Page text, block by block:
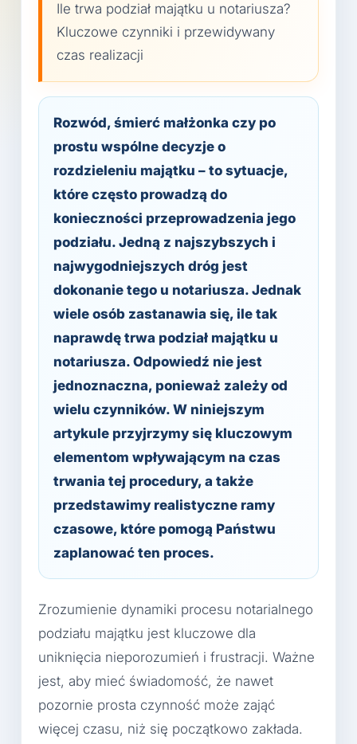
Ile trwa podział majątku u notariusza?
Kluczowe czynniki i przewidywany
czas realizacji
Rozwód, śmierć małżonka czy po
prostu wspólne decyzje o
rozdzieleniu majątku – to sytuacje,
które często prowadzą do
konieczności przeprowadzenia jego
podziału. Jedną z najszybszych i
najwygodniejszych dróg jest
dokonanie tego u notariusza. Jednak
wiele osób zastanawia się, ile tak
naprawdę trwa podział majątku u
notariusza. Odpowiedź nie jest
jednoznaczna, ponieważ zależy od
wielu czynników. W niniejszym
artykule przyjrzymy się kluczowym
elementom wpływającym na czas
trwania tej procedury, a także
przedstawimy realistyczne ramy
czasowe, które pomogą Państwu
zaplanować ten proces.
Zrozumienie dynamiki procesu notarialnego
podziału majątku jest kluczowe dla
uniknięcia nieporozumień i frustracji. Ważne
jest, aby mieć świadomość, że nawet
pozornie prosta czynność może zająć
więcej czasu, niż się początkowo zakłada.